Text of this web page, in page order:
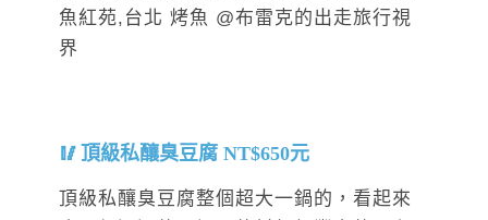
頂級私釀臭豆腐 NT$650元
頂級私釀臭豆腐整個超大一鍋的，看起來